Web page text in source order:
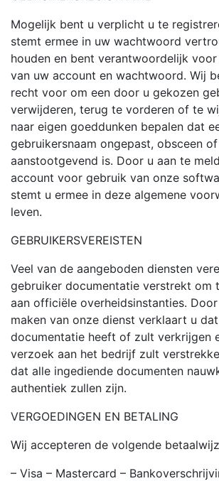
Mogelijk bent u verplicht u te
stemt ermee in uw wachtwoord
houden en bent verantwoordelijk
van uw account en wachtwoord. Wij
recht voor om een door u gekozen
verwijderen, terug te vorderen of te
naar eigen goeddunken bepalen dat
gebruikersnaam ongepast, obsceen
aanstootgevend is. Door u aan te
account voor gebruik van onze
stemt u ermee in deze algemene
leven.
GEBRUIKERSVEREISTEN
Veel van de aangeboden diensten
gebruiker documentatie verstrekt om
aan officiële overheidsinstanties.
maken van onze dienst verklaart u
documentatie heeft of zult verkrijgen
verzoek aan het bedrijf zult
dat alle ingediende documenten
authentiek zullen zijn.
VERGOEDINGEN EN BETALING
Wij accepteren de volgende
– Visa – Mastercard –